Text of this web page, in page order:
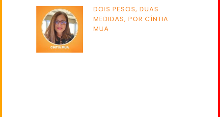
DOIS PESOS, DUAS
MEDIDAS, POR CÍNTIA
MUA